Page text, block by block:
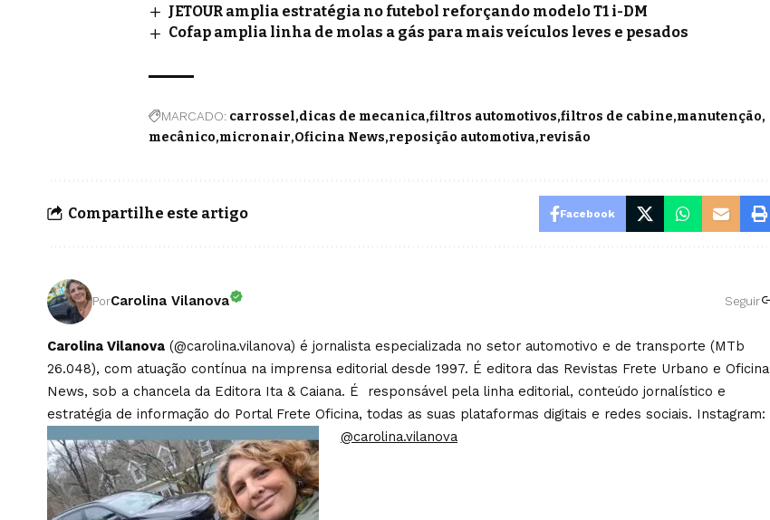
JETOUR amplia estratégia no futebol reforçando modelo T1 i-DM
Cofap amplia linha de molas a gás para mais veículos leves e pesados
MARCADO: carrossel dicas de mecanica filtros automotivos filtros de cabine manutenção
mecânico micronair Oficina News reposição automotiva revisão
Compartilhe este artigo Facebook
PorCarolina Vilanova Seguir
Carolina Vilanova (@carolina.vilanova) é jornalista especializada no setor automotivo e de transporte (MTb
26.048), com atuação contínua na imprensa editorial desde 1997. É editora das Revistas Frete Urbano e Oficina
News, sob a chancela da Editora Ita & Caiana. É responsável pela linha editorial, conteúdo jornalístico e
estratégia de informação do Portal Frete Oficina, todas as suas plataformas digitais e redes sociais. Instagram:
@carolina.vilanova